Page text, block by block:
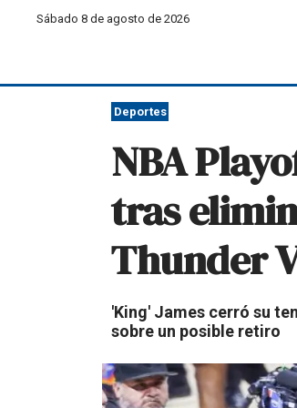
Sábado 8 de agosto de 2026
Deportes
NBA
tras
Thunder
'King' James cerró su
sobre un posible retiro